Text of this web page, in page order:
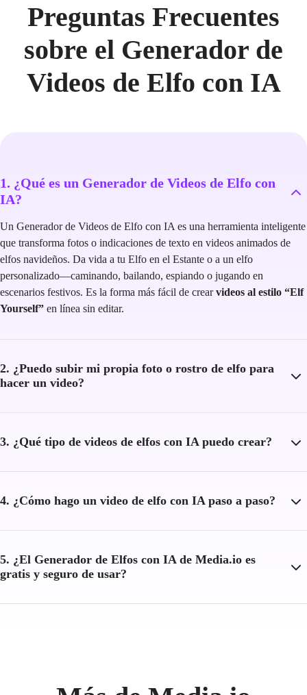
Preguntas Frecuentes
sobre el Generador de
Videos de Elfo con IA
1. ¿Qué es un Generador de Videos de Elfo con
IA?
Un Generador de Videos de Elfo con IA es una herramienta inteligente
que transforma fotos o indicaciones de texto en videos animados de
elfos navideños. Da vida a tu Elfo en el Estante o a un elfo
personalizado—caminando, bailando, espiando o jugando en
escenarios festivos. Es la forma más fácil de crearvideos al estilo “Elf
Yourself” en línea sin editar.
2. ¿Puedo subir mi propia foto o rostro de elfo para
hacer un video?
3. ¿Qué tipo de videos de elfos con IA puedo crear?
4. ¿Cómo hago un video de elfo con IA paso a paso?
5. ¿El Generador de Elfos con IA de Media.io es
gratis y seguro de usar?